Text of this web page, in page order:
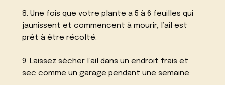
8. Une fois que votre plante a 5 à 6 feuilles qui
jaunissent et commencent à mourir, l’ail est
prêt à être récolté.
9. Laissez sécher l’ail dans un endroit frais et
sec comme un garage pendant une semaine.